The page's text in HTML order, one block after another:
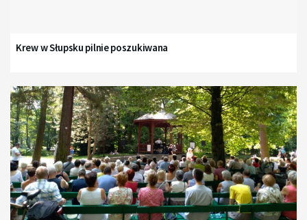
Krew w Słupsku pilnie poszukiwana